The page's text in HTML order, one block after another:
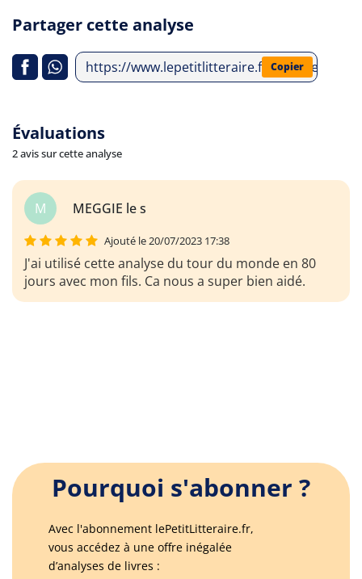
Partager cette analyse
https://www.lepetitlitteraire.fr/analyses-
Copier
Évaluations
2 avis sur cette analyse
M MEGGIE le s
Ajouté le 20/07/2023 17:38
J'ai utilisé cette analyse du tour du monde en 80
jours avec mon fils. Ca nous a super bien aidé.
Pourquoi s'abonner ?
Avec l'abonnement lePetitLitteraire.fr,
vous accédez à une offre inégalée
d’analyses de livres :